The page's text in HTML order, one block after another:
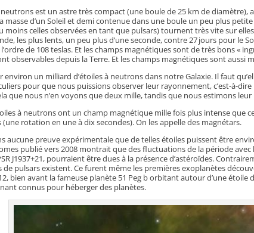
est un astre très compact (une boule de 25 km de diamètre),
masse d’un Soleil et demi contenue dans une boule un peu plus
moins celles observées en tant que pulsars) tournent très vite sur
les plus lents, un peu plus d’une seconde, contre 27 jours pour le
de 108 teslas. Et les champs magnétiques sont de très bons «
observables depuis la Terre. Et les champs magnétiques sont aussi
environ un milliard d’étoiles à neutrons dans notre Galaxie. Il faut
pour que nous puissions observer leur rayonnement, c’est-à-
que nous n’en voyons que deux mille, tandis que nous estimons
à neutrons ont un champ magnétique mille fois plus intense que
(une rotation en une à dix secondes). On les appelle des magnétars.
aucune preuve expérimentale que de telles étoiles puissent être
publié vers 2008 montrait que des fluctuations de la période avec
J1937+21, pourraient être dues à la présence d’astéroïdes.
de pulsars existent. Ce furent même les premières exoplanètes
bien avant la fameuse planète 51 Peg b orbitant autour d’une
connus pour héberger des planètes.